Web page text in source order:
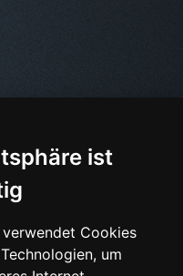
ist
Cookies
um